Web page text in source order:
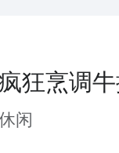
狂烹调
设备
闲